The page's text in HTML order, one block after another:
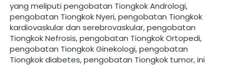
yang meliputi pengobatan Tiongkok Andrologi,
pengobatan Tiongkok Nyeri, pengobatan Tiongkok
kardiovaskular dan serebrovaskular, pengobatan
Tiongkok Nefrosis, pengobatan Tiongkok Ortopedi,
pengobatan Tiongkok Ginekologi, pengobatan
Tiongkok diabetes, pengobatan Tiongkok tumor, ini